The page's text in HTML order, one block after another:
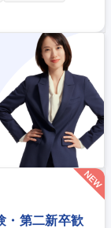
、新システムの導
での一時対応と業者
の運営（研修管
会議運営（日程調
け研修会等の企画運
・第二新卒歓